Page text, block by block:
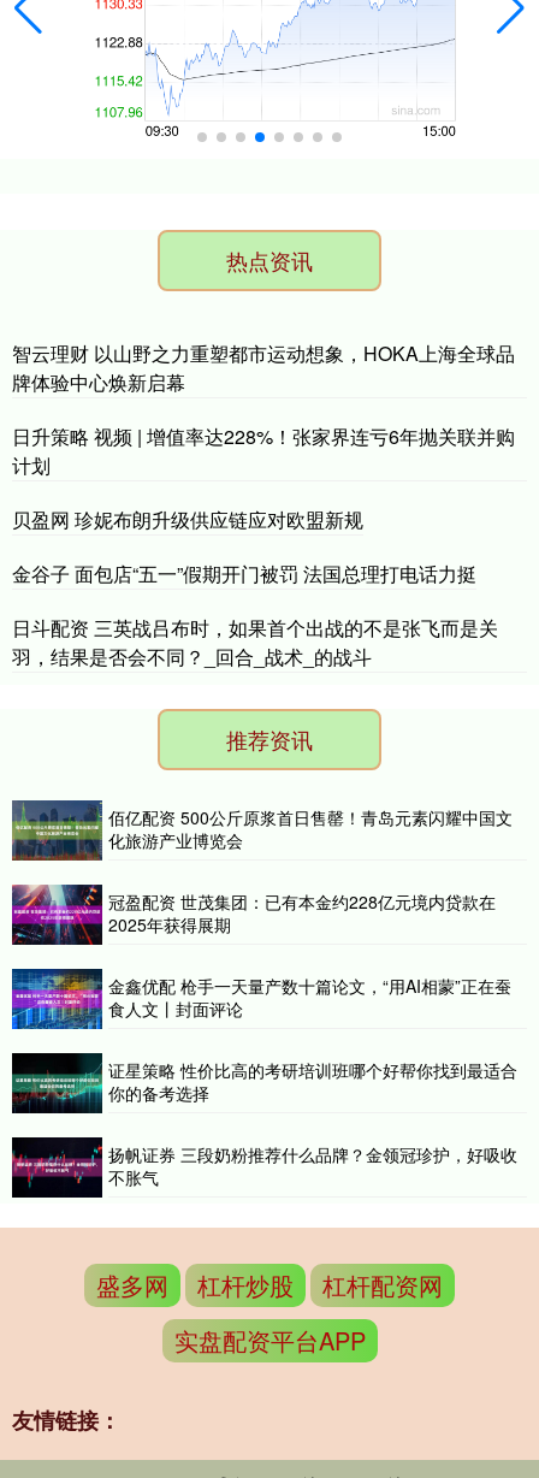
热点资讯
智云理财 以山野之力重塑都市运动想象，HOKA上海全球品
牌体验中心焕新启幕
日升策略 视频 | 增值率达228%！张家界连亏6年抛关联并购
计划
贝盈网 珍妮布朗升级供应链应对欧盟新规
金谷子 面包店“五一”假期开门被罚 法国总理打电话力挺
日斗配资 三英战吕布时，如果首个出战的不是张飞而是关
羽，结果是否会不同？_回合_战术_的战斗
推荐资讯
佰亿配资 500公斤原浆首日售罄！青岛元素闪耀中国文
化旅游产业博览会
冠盈配资 世茂集团：已有本金约228亿元境内贷款在
2025年获得展期
金鑫优配 枪手一天量产数十篇论文，“用AI相蒙”正在蚕
食人文丨封面评论
证星策略 性价比高的考研培训班哪个好帮你找到最适合
你的备考选择
扬帆证券 三段奶粉推荐什么品牌？金领冠珍护，好吸收
不胀气
盛多网 杠杆炒股
杠杆配资网
实盘配资平台APP
友情链接：